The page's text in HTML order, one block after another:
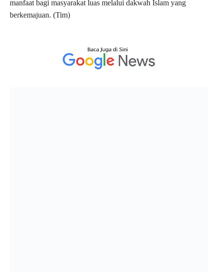
manfaat bagi masyarakat luas melalui dakwah Islam yang
berkemajuan. (Tim)